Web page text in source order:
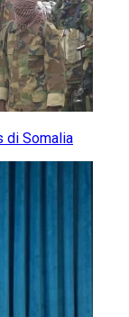
di Somalia